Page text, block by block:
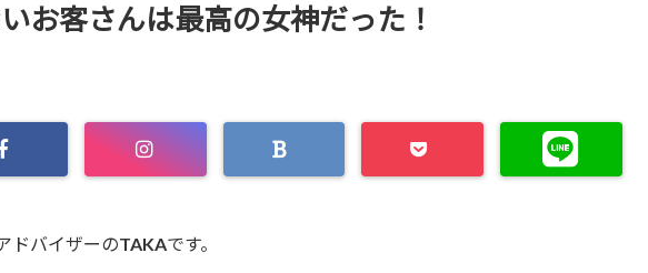
お客さんは最高の女神だった！
バイザーのTAKAです。